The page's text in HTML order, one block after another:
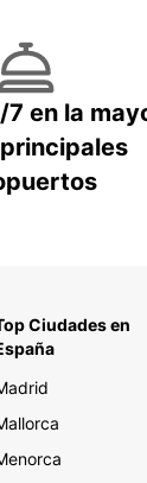
en la
Ciudades en